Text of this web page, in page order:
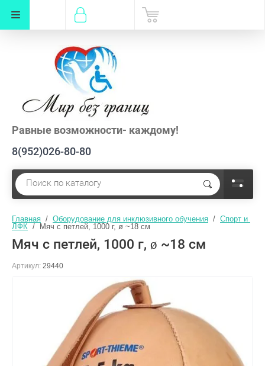
Равные возможности- каждому!
8(952)026-80-80
Главная
  /
Оборудование для инклюзивного обучения
  /
Спорт и
ЛФК
  /  Мяч с петлей, 1000 г, ø ~18 см
Мяч с петлей, 1000 г, ø ~18 см
Артикул: 29440